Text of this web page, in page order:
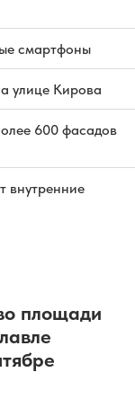
смартфоны
улице Кирова
600 фасадов
внутренние
площади